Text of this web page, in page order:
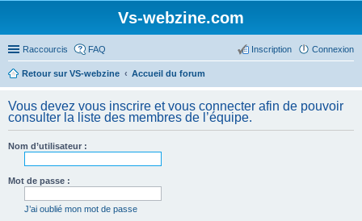
Vs-webzine.com
Raccourcis FAQ Connexion
Inscription
Retour sur VS-webzine Accueil du forum
Vous devez vous inscrire et vous connecter afin de pouvoir
consulter la liste des membres de l’équipe.
Nom d’utilisateur :
Mot de passe :
J’ai oublié mon mot de passe